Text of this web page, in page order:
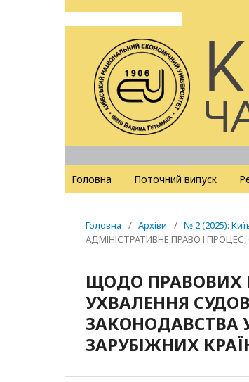
Головна Поточний випуск
Головна / Архіви / № 2 (2025):
АДМІНІСТРАТИВНЕ ПРАВО І
ЩОДО ПРАВОВИХ
УХВАЛЕННЯ
ЗАКОНОДАВСТВА
ЗАРУБІЖНИХ